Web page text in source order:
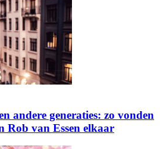
andere generaties: zo vonden
Rob van Essen elkaar